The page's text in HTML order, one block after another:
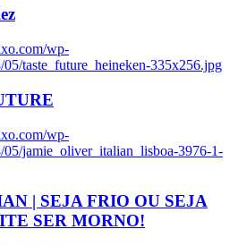
wp-
taste_future_heineken-335x256.jpg
wp-
05/jamie_oliver_italian_lisboa-3976-1-
| SEJA FRIO OU SEJA
SER MORNO!